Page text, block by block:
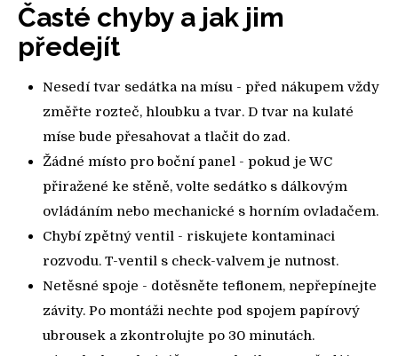
Časté chyby a jak jim
předejít
Nesedí tvar sedátka na mísu - před nákupem vždy
změřte rozteč, hloubku a tvar. D tvar na kulaté
míse bude přesahovat a tlačit do zad.
Žádné místo pro boční panel - pokud je WC
přiražené ke stěně, volte sedátko s dálkovým
ovládáním nebo mechanické s horním ovladačem.
Chybí zpětný ventil - riskujete kontaminaci
rozvodu. T-ventil s check-valvem je nutnost.
Netěsné spoje - dotěsněte teflonem, nepřepínejte
závity. Po montáži nechte pod spojem papírový
ubrousek a zkontrolujte po 30 minutách.